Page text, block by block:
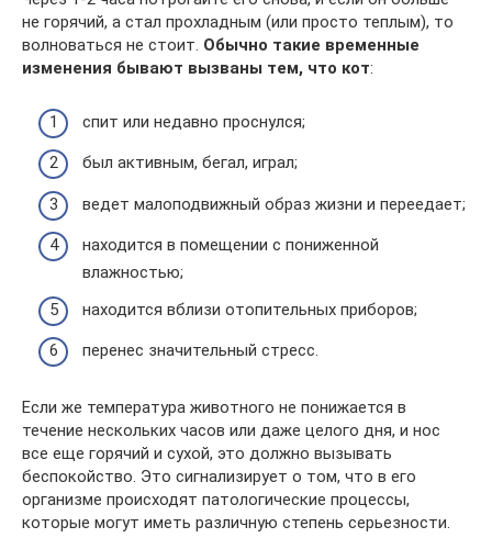
не горячий, а стал прохладным (или просто теплым), то
волноваться не стоит. Обычно такие временные
изменения бывают вызваны тем, что кот:
спит или недавно проснулся;
был активным, бегал, играл;
ведет малоподвижный образ жизни и переедает;
находится в помещении с пониженной
влажностью;
находится вблизи отопительных приборов;
перенес значительный стресс.
Если же температура животного не понижается в
течение нескольких часов или даже целого дня, и нос
все еще горячий и сухой, это должно вызывать
беспокойство. Это сигнализирует о том, что в его
организме происходят патологические процессы,
которые могут иметь различную степень серьезности.